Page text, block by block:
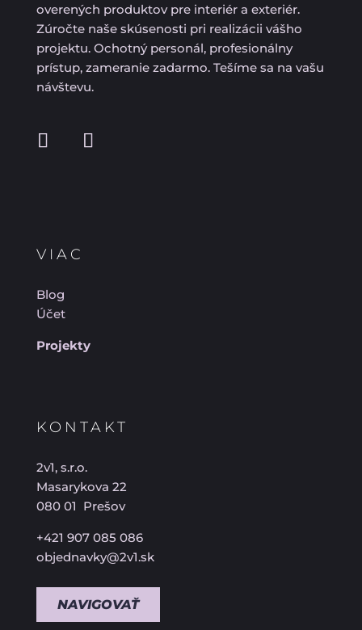
overených produktov pre interiér a exteriér.
Zúročte naše skúsenosti pri realizácii vášho
projektu. Ochotný personál, profesionálny
prístup, zameranie zadarmo. Tešíme sa na vašu
návštevu.
VIAC
Blog
Účet
Projekty
KONTAKT
2v1, s.r.o.
Masarykova 22
080 01 Prešov
+421 907 085 086
objednavky@2v1.sk
NAVIGOVAŤ